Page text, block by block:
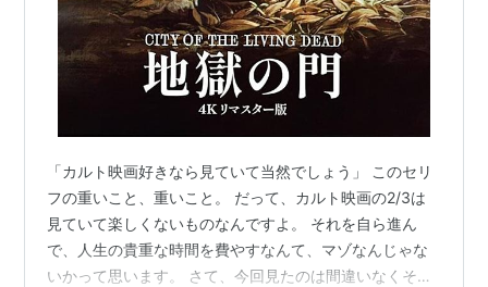
「カルト映画好きなら見ていて当然でしょう」 このセリ
フの重いこと、重いこと。 だって、カルト映画の2/3は
見ていて楽しくないものなんですよ。 それを自ら進ん
で、人生の貴重な時間を費やすなんて、マゾなんじゃな
いかって思います。 さて、今回見たのは間違いなくそう